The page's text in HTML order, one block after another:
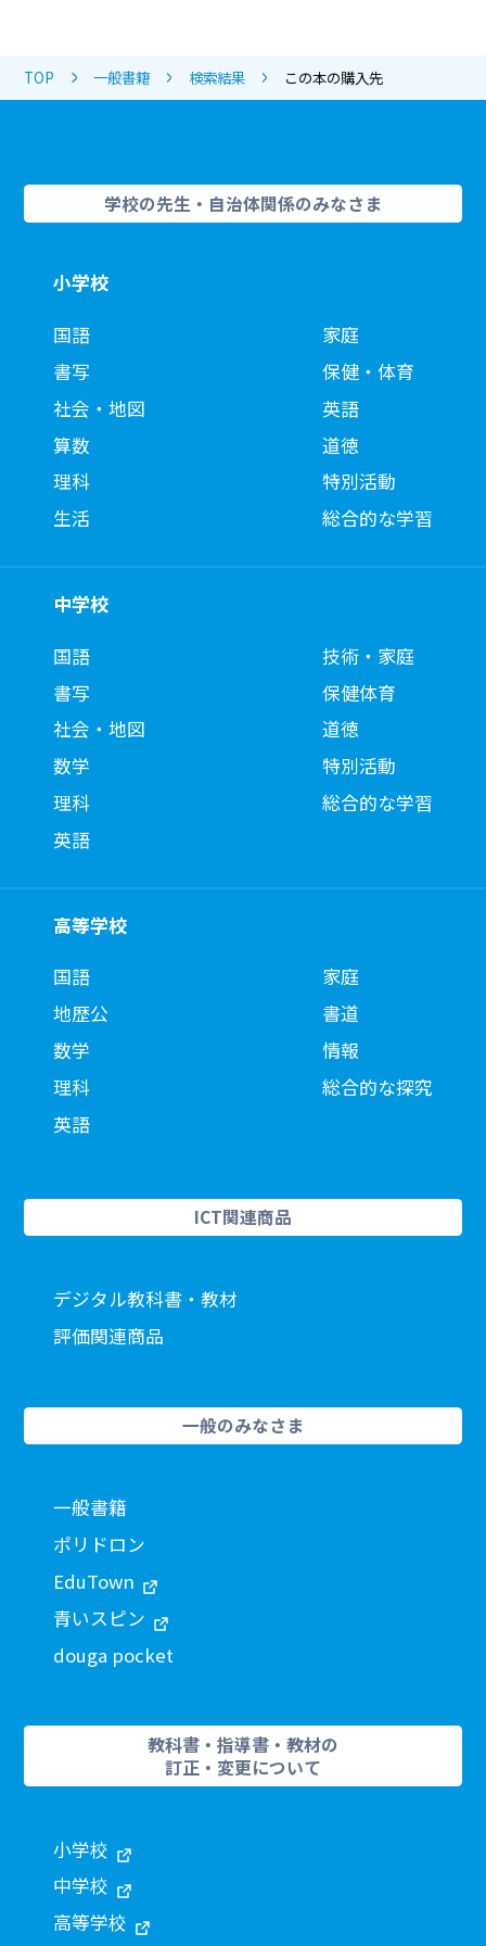
TOP 一般書籍 検索結果 この本の購入先
学校の先生・自治体関係のみなさま
小学校
国語
書写
社会・地図
算数
理科
生活
家庭
保健・体育
英語
道徳
特別活動
総合的な学習
中学校
国語
書写
社会・地図
数学
理科
英語
技術・家庭
保健体育
道徳
特別活動
総合的な学習
高等学校
国語
地歴公
数学
理科
英語
家庭
書道
情報
総合的な探究
ICT関連商品
デジタル教科書・教材
評価関連商品
一般のみなさま
一般書籍
ポリドロン
EduTown
青いスピン
douga pocket
教科書・指導書・教材の
訂正・変更について
小学校
中学校
高等学校